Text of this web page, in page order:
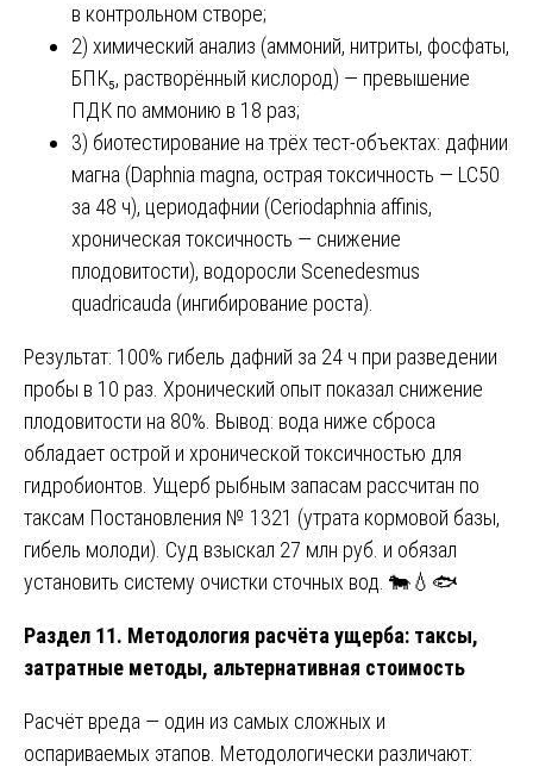
в контрольном створе;
2) химический анализ (аммоний, нитриты, фосфаты,
БПК₅, растворённый кислород) — превышение
ПДК по аммонию в 18 раз;
3) биотестирование на трёх тест-объектах: дафнии
магна (Daphnia magna, острая токсичность — LC50
за 48 ч), цериодафнии (Ceriodaphnia affinis,
хроническая токсичность — снижение
плодовитости), водоросли Scenedesmus
quadricauda (ингибирование роста).
Результат: 100% гибель дафний за 24 ч при разведении
пробы в 10 раз. Хронический опыт показал снижение
плодовитости на 80%. Вывод: вода ниже сброса
обладает острой и хронической токсичностью для
гидробионтов. Ущерб рыбным запасам рассчитан по
таксам Постановления № 1321 (утрата кормовой базы,
гибель молоди). Суд взыскал 27 млн руб. и обязал
установить систему очистки сточных вод. 🐄💧🐟
Раздел 11. Методология расчёта ущерба: таксы,
затратные методы, альтернативная стоимость
Расчёт вреда — один из самых сложных и
оспариваемых этапов. Методологически различают: